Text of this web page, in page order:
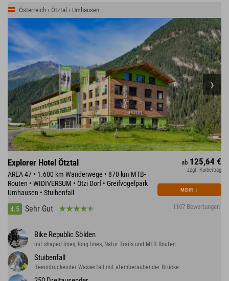
Österreich › Ötztal › Umhausen
Explorer Hotel Ötztal
AREA 47 • 1.600 km Wanderwege • 870 km MTB-
Routen • WIDIVERSUM • Ötzi Dorf • Greifvogelpark
Umhausen • Stuibenfall
4.5
Sehr Gut 1107 Bewertungen
ab 125,64 €
zzgl. Kurbeitrag
MEHR ↓
Bike Republic Sölden
mit shaped lines, long lines, Natur Trails und MTB Routen
Stuibenfall
Beeindruckender Wasserfall mit atemberaubender Brücke